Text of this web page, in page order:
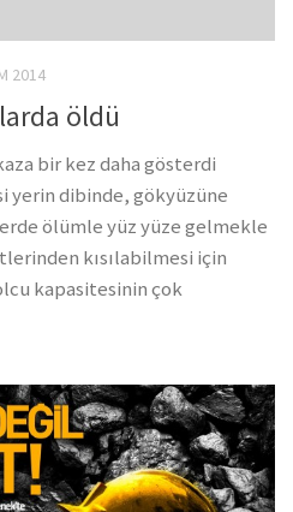
2014
öldü
bir kez daha gösterdi
yerin dibinde, gökyüzüne
ölümle yüz yüze gelmekle
kısılabilmesi için
kapasitesinin çok